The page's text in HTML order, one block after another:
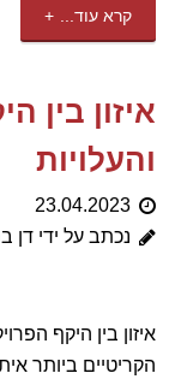
קרא עוד...
איזון בין
והעלויות
23.04.2023
נכתב על ידי דן
איזון בין היקף
הקריטיים ביותר